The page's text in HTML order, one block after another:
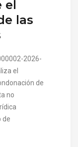
el
las
2026-
el
de
no
de